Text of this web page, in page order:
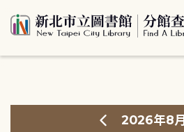
2026年8月